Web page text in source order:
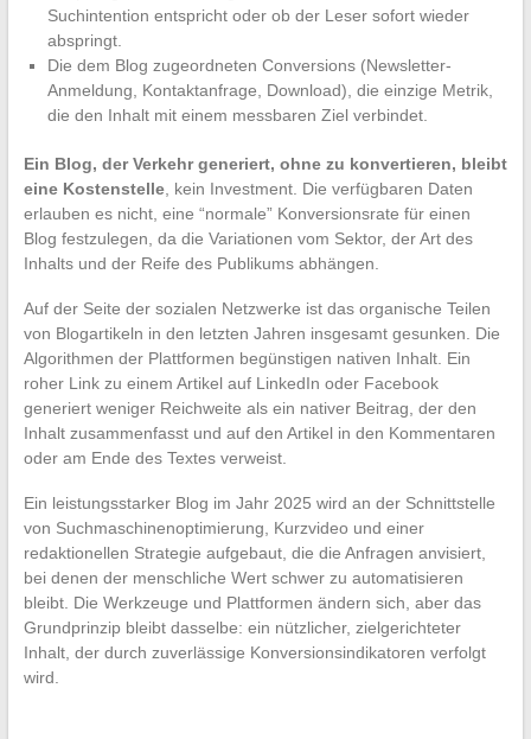
Suchintention entspricht oder ob der Leser sofort wieder
abspringt.
Die dem Blog zugeordneten Conversions (Newsletter-
Anmeldung, Kontaktanfrage, Download), die einzige Metrik,
die den Inhalt mit einem messbaren Ziel verbindet.
Ein Blog, der Verkehr generiert, ohne zu konvertieren, bleibt
eine Kostenstelle, kein Investment. Die verfügbaren Daten
erlauben es nicht, eine “normale” Konversionsrate für einen
Blog festzulegen, da die Variationen vom Sektor, der Art des
Inhalts und der Reife des Publikums abhängen.
Auf der Seite der sozialen Netzwerke ist das organische Teilen
von Blogartikeln in den letzten Jahren insgesamt gesunken. Die
Algorithmen der Plattformen begünstigen nativen Inhalt. Ein
roher Link zu einem Artikel auf LinkedIn oder Facebook
generiert weniger Reichweite als ein nativer Beitrag, der den
Inhalt zusammenfasst und auf den Artikel in den Kommentaren
oder am Ende des Textes verweist.
Ein leistungsstarker Blog im Jahr 2025 wird an der Schnittstelle
von Suchmaschinenoptimierung, Kurzvideo und einer
redaktionellen Strategie aufgebaut, die die Anfragen anvisiert,
bei denen der menschliche Wert schwer zu automatisieren
bleibt. Die Werkzeuge und Plattformen ändern sich, aber das
Grundprinzip bleibt dasselbe: ein nützlicher, zielgerichteter
Inhalt, der durch zuverlässige Konversionsindikatoren verfolgt
wird.